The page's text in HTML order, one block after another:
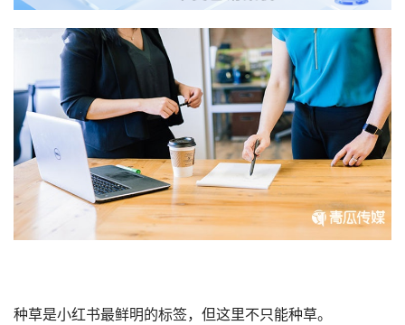
种草是小红书最鲜明的标签，但这里不只能种草。